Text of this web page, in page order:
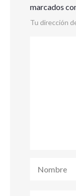
marcados
Tu dirección